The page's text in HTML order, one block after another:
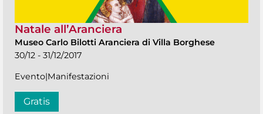
Natale all’Aranciera
Museo Carlo Bilotti Aranciera di Villa Borghese
30/12 - 31/12/2017
Evento|Manifestazioni
Gratis